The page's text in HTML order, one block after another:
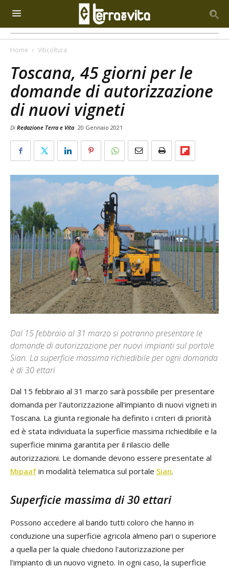
Home Viticoltura
Toscana, 45 giorni per le
domande di autorizzazione
di nuovi vigneti
Di Redazione Terra e Vita 20 Gennaio 2021
Dal 15 febbraio al 31 marzo si potranno presentare le
domande di autorizzazione per nuovi impianti sul portale
Sian. La superficie massima richiedibile per ogni domanda
è di 30 ettari
Dal 15 febbraio al 31 marzo sarà possibile per presentare
domanda per l'autorizzazione all'impianto di nuovi vigneti in
Toscana. La giunta regionale ha definito i criteri di priorità
ed è stata individuata la superficie massima richiedibile e la
superficie minima garantita per il rilascio delle
autorizzazioni. Le domande devono essere presentate al
Mipaaf in modalità telematica sul portale Sian.
Superficie massima di 30 ettari
Possono accedere al bando tutti coloro che hanno in
conduzione una superficie agricola almeno pari o superiore
a quella per la quale chiedono l'autorizzazione per
l'impianto di un nuovo vigneto. In ogni caso, la superficie